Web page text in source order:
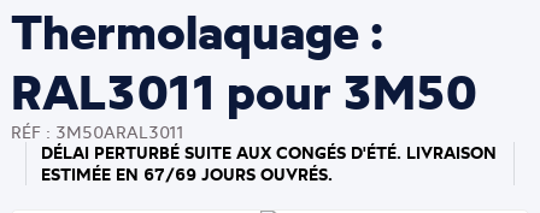
Thermolaquage :
RAL3011 pour 3M50
RÉF : 3M50ARAL3011
DÉLAI PERTURBÉ SUITE AUX CONGÉS D'ÉTÉ. LIVRAISON
ESTIMÉE EN 67/69 JOURS OUVRÉS.